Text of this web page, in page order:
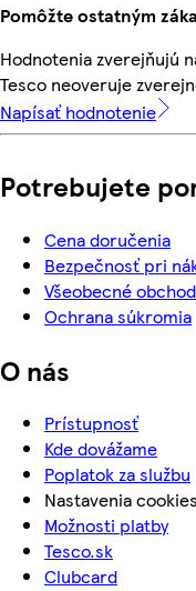
Pomôžte ostatným
Hodnotenia zverejňujú
Tesco neoveruje
Napísať hodnotenie
Potrebujete
Cena doručenia
Bezpečnosť pri
Všeobecné
Ochrana súkromia
O nás
Prístupnosť
Kde dovážame
Poplatok za službu
Nastavenia cookies
Možnosti platby
Tesco.sk
Clubcard